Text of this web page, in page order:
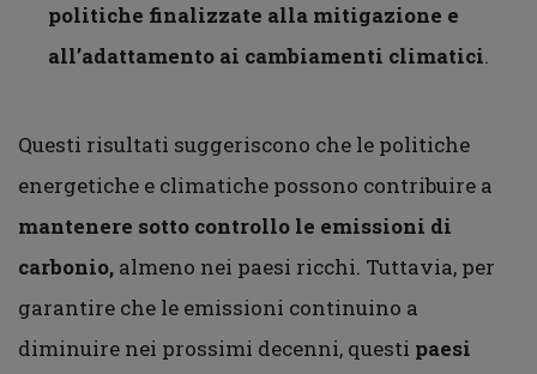
politiche finalizzate alla mitigazione e
all’adattamento ai cambiamenti climatici.
Questi risultati suggeriscono che le politiche
energetiche e climatiche possono contribuire a
mantenere sotto controllo le emissioni di
carbonio, almeno nei paesi ricchi. Tuttavia, per
garantire che le emissioni continuino a
diminuire nei prossimi decenni, questi paesi